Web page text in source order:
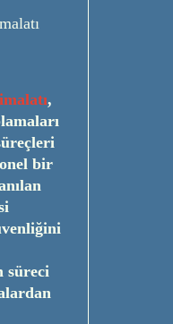
,
bir
süreci